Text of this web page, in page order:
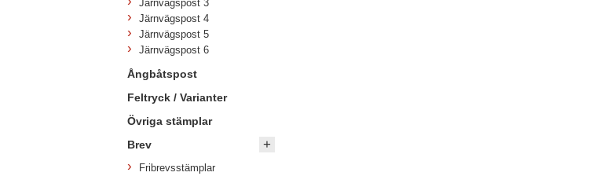
Järnvägspost 3
Järnvägspost 4
Järnvägspost 5
Järnvägspost 6
Ångbåtspost
Feltryck / Varianter
Övriga stämplar
Brev
Fribrevsstämplar